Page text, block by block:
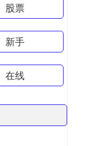
股票
新手
在线